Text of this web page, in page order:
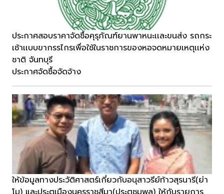
ประกาศสอบราคาจัดซื้อคุรุภัณฑ์ยานพาหนะเเละขนส่ง รถกระ
เช้าเเบบขากรรไกรเพื่อใช้ในราชการของหอจดหมายเหตุเเห่ง
ชาติ จันทบุรี
ประกาศจัดซื้อจัดจ้าง
ให้ข้อมูลทางประวัติศาสตร์เกี่ยวกับอนุสาวรีย์ท้าวสุรนารี(ย่า